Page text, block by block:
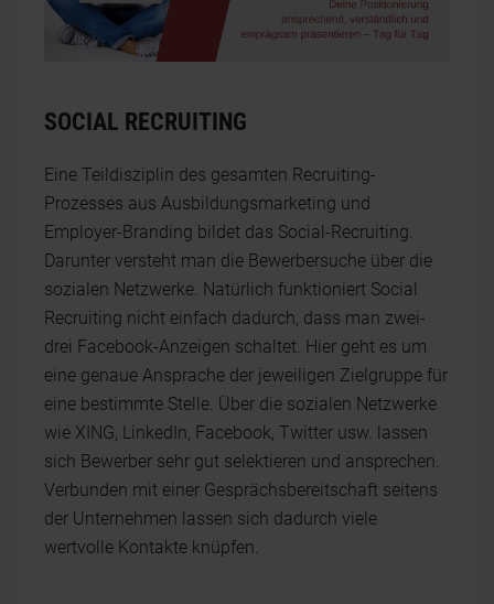
SOCIAL RECRUITING
Eine Teildisziplin des gesamten Recruiting-
Prozesses aus Ausbildungsmarketing und
Employer-Branding bildet das Social-Recruiting.
Darunter versteht man die Bewerbersuche über die
sozialen Netzwerke. Natürlich funktioniert Social
Recruiting nicht einfach dadurch, dass man zwei-
drei Facebook-Anzeigen schaltet. Hier geht es um
eine genaue Ansprache der jeweiligen Zielgruppe für
eine bestimmte Stelle. Über die sozialen Netzwerke
wie XING, LinkedIn, Facebook, Twitter usw. lassen
sich Bewerber sehr gut selektieren und ansprechen.
Verbunden mit einer Gesprächsbereitschaft seitens
der Unternehmen lassen sich dadurch viele
wertvolle Kontakte knüpfen.